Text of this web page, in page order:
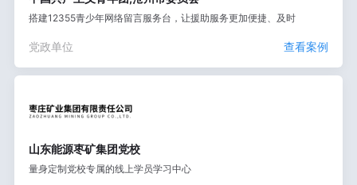
搭建12355青少年网络留言服务台，让援助服务更加便捷、及时
党政单位 查看案例
山东能源枣矿集团党校
量身定制党校专属的线上学员学习中心